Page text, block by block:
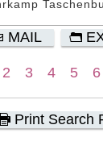
MAIL
2 3 4 5 6
Print Search